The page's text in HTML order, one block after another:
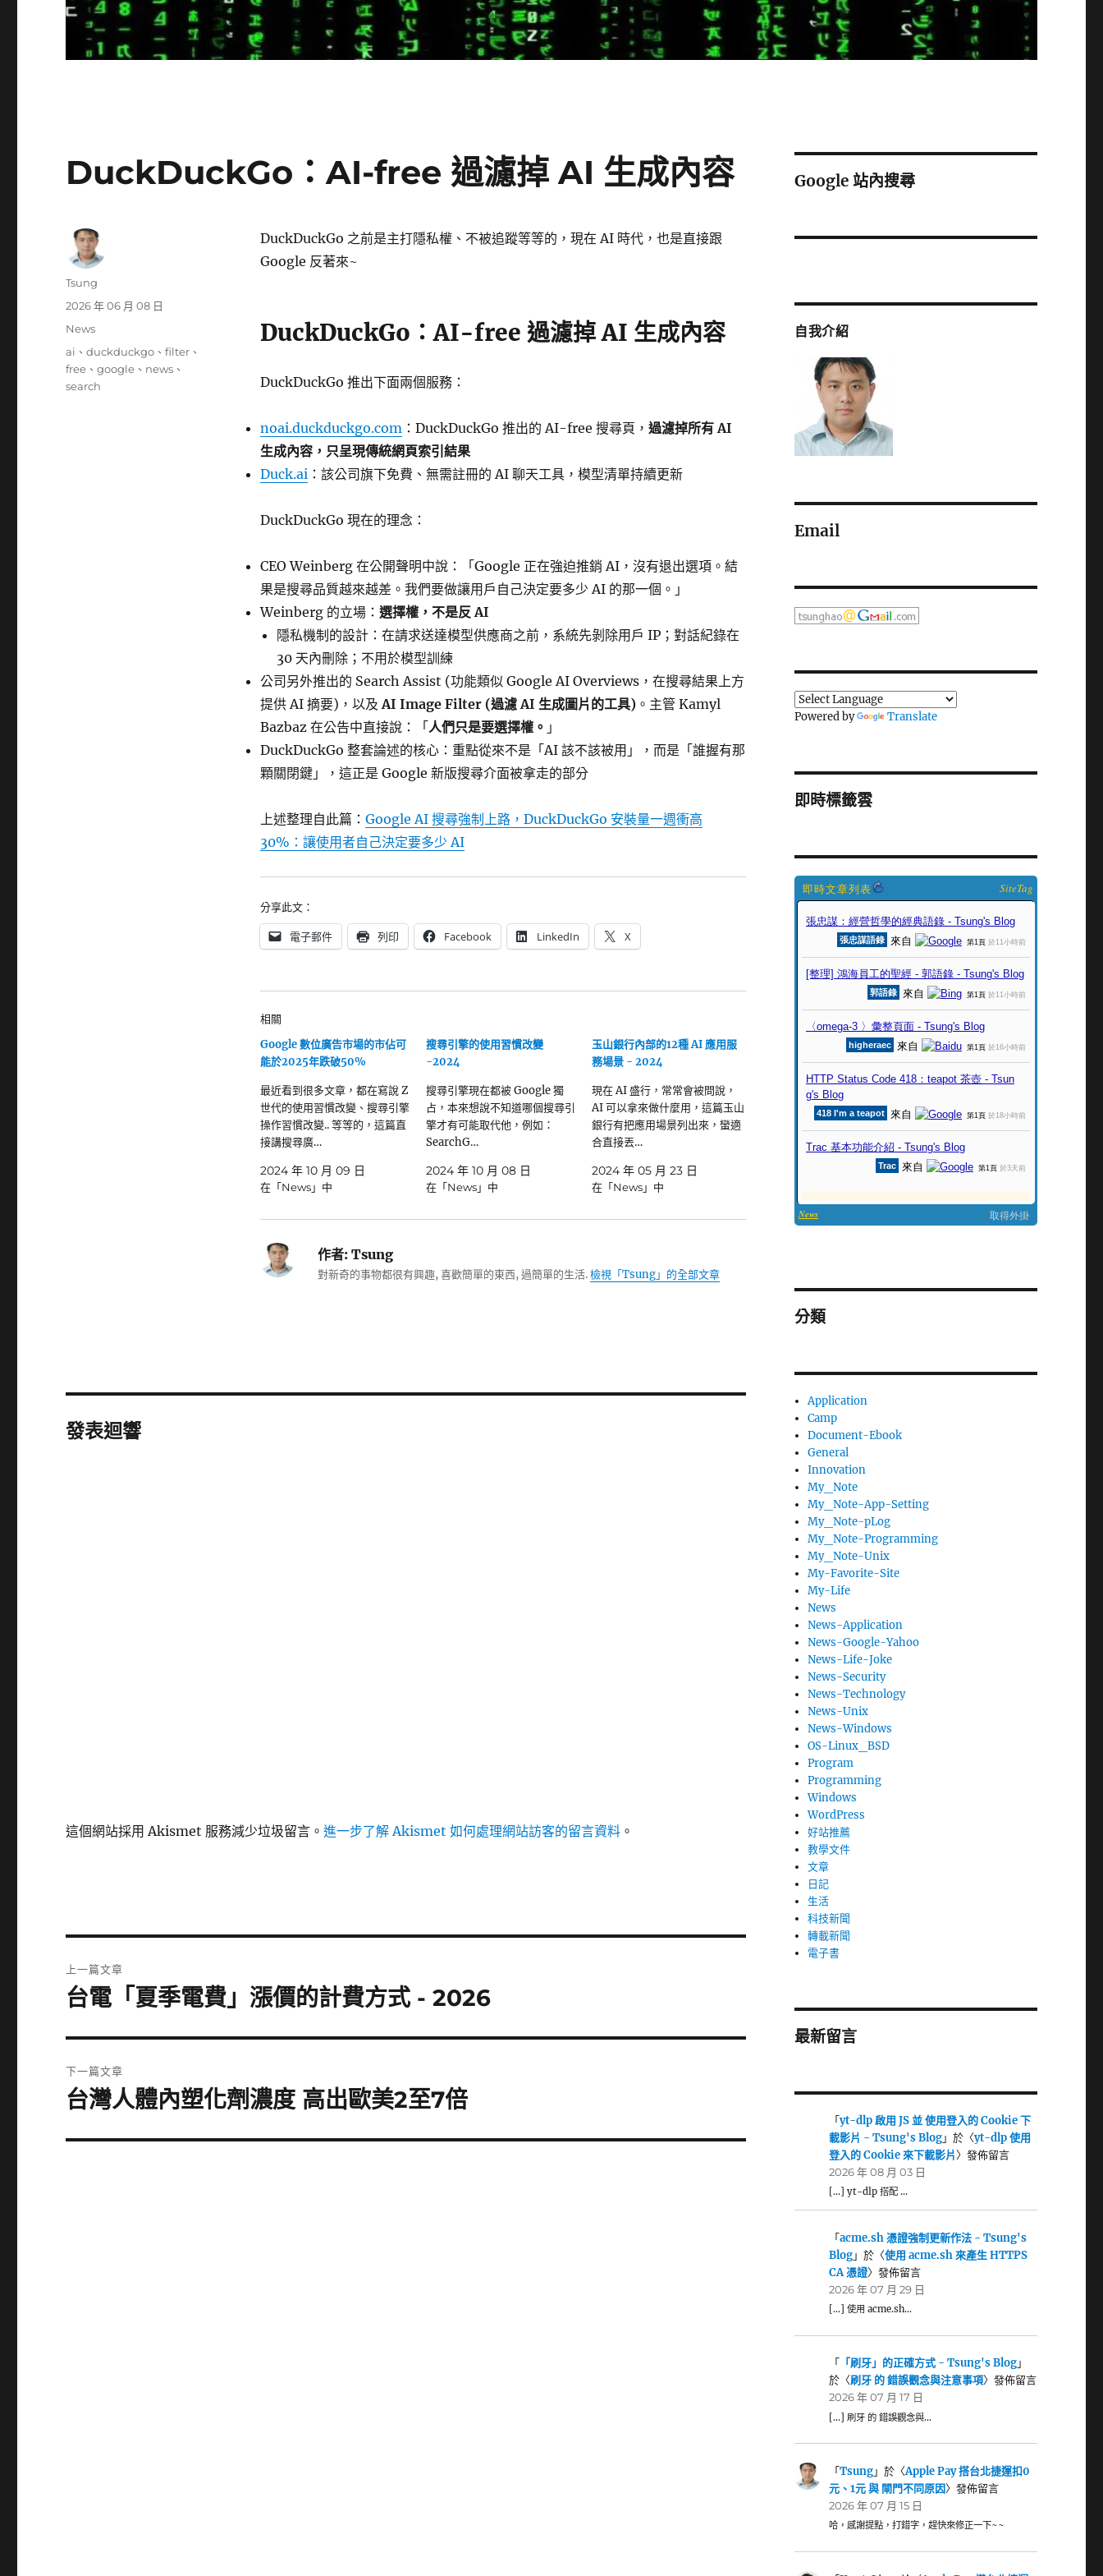
DuckDuckGo：AI-free 過濾掉 AI 生成內容
DuckDuckGo 之前是主打隱私權、不被追蹤等等的，現在 AI 時代，也是直接跟
Google 反著來~
DuckDuckGo：AI-free 過濾掉 AI 生成內容
DuckDuckGo 推出下面兩個服務：
noai.duckduckgo.com：DuckDuckGo 推出的 AI-free 搜尋頁， 過濾掉所有 AI
生成內容，只呈現傳統網頁索引結果
Duck.ai：該公司旗下免費、無需註冊的 AI 聊天工具，模型清單持續更新
DuckDuckGo 現在的理念：
CEO Weinberg 在公開聲明中說：「Google 正在強迫推銷 AI，沒有退出選項。結
果是搜尋品質越來越差。我們要做讓用戶自己決定要多少 AI 的那一個。」
Weinberg 的立場： 選擇權，不是反 AI
隱私機制的設計：在請求送達模型供應商之前，系統先剝除用戶 IP；對話紀錄在
30 天內刪除；不用於模型訓練
公司另外推出的 Search Assist (功能類似 Google AI Overviews，在搜尋結果上方
提供 AI 摘要)，以及AI Image Filter (過濾 AI 生成圖片的工具)。主管 Kamyl
Bazbaz 在公告中直接說：「人們只是要選擇權。 」
DuckDuckGo 整套論述的核心：重點從來不是「AI 該不該被用」，而是「誰握有那
顆關閉鍵」，這正是 Google 新版搜尋介面被拿走的部分
上述整理自此篇： Google AI 搜尋強制上路，DuckDuckGo 安裝量一週衝高
30%：讓使用者自己決定要多少 AI
分享此文：
電子郵件 列印 Facebook LinkedIn X
相關
Google 數位廣告市場的市佔可
能於2025年跌破50%
最近看到很多文章，都在寫說 Z
世代的使用習慣改變、搜尋引擎
操作習慣改變.. 等等的，這篇直
接講搜尋廣…
2024 年 10 月 09 日
在「News」中
搜尋引擎的使用習慣改變
-2024
搜尋引擎現在都被 Google 獨
占，本來想說不知道哪個搜尋引
擎才有可能取代他，例如：
SearchG…
2024 年 10 月 08 日
在「News」中
玉山銀行內部的12種 AI 應用服
務場景 - 2024
現在 AI 盛行，常常會被問說，
AI 可以拿來做什麼用，這篇玉山
銀行有把應用場景列出來，蠻適
合直接丟…
2024 年 05 月 23 日
在「News」中
作者:Tsung
對新奇的事物都很有興趣, 喜歡簡單的東西, 過簡單的生活.檢視「Tsung」的全部文章
作
Tsung
發
期:
2026 年 06 月 08 日
分
類
News
標
籤
ai 、duckduckgo 、filter 、
free 、google 、 news 、
search
發表迴響
這個網站採用 Akismet 服務減少垃圾留言。進一步了解 Akismet 如何處理網站訪客的留言資料 。
章
上一篇文章
上
篇
文
章:
台電「夏季電費」漲價的計費方式 - 2026
下一篇文章
下
篇
台灣人體內塑化劑濃度 高出歐美2至7倍
Google 站內搜尋
自我介紹
Email
Powered by Translate
即時標籤雲
SiteTag
分類
Application
Camp
Document-Ebook
General
Innovation
My_Note
My_Note-App-Setting
My_Note-pLog
My_Note-Programming
My_Note-Unix
My-Favorite-Site
My-Life
News
News-Application
News-Google-Yahoo
News-Life-Joke
News-Security
News-Technology
News-Unix
News-Windows
OS-Linux_BSD
Program
Programming
Windows
WordPress
好站推薦
教學文件
文章
日記
生活
科技新聞
轉載新聞
電子書
最新留言
「yt-dlp 啟用 JS 並 使用登入的 Cookie 下
載影片 - Tsung's Blog」於〈yt-dlp 使用
登入的 Cookie 來下載影片〉發佈留言
2026 年 08 月 03 日
[…] yt-dlp 搭配 …
「acme.sh 憑證強制更新作法 - Tsung's
Blog」於〈使用 acme.sh 來產生 HTTPS
CA 憑證〉發佈留言
2026 年 07 月 29 日
[…] 使用 acme.sh…
「 「刷牙」的正確方式 - Tsung's Blog」
於〈刷牙 的 錯誤觀念與注意事項〉發佈留言
2026 年 07 月 17 日
[…] 刷牙 的 錯誤觀念與…
「Tsung」於〈Apple Pay 搭台北捷運扣0
元、1元 與 閘門不同原因〉發佈留言
2026 年 07 月 15 日
哈，感謝提點，打錯字，趕快來修正一下~~